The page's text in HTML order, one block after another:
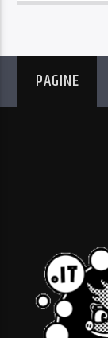
PAGINE